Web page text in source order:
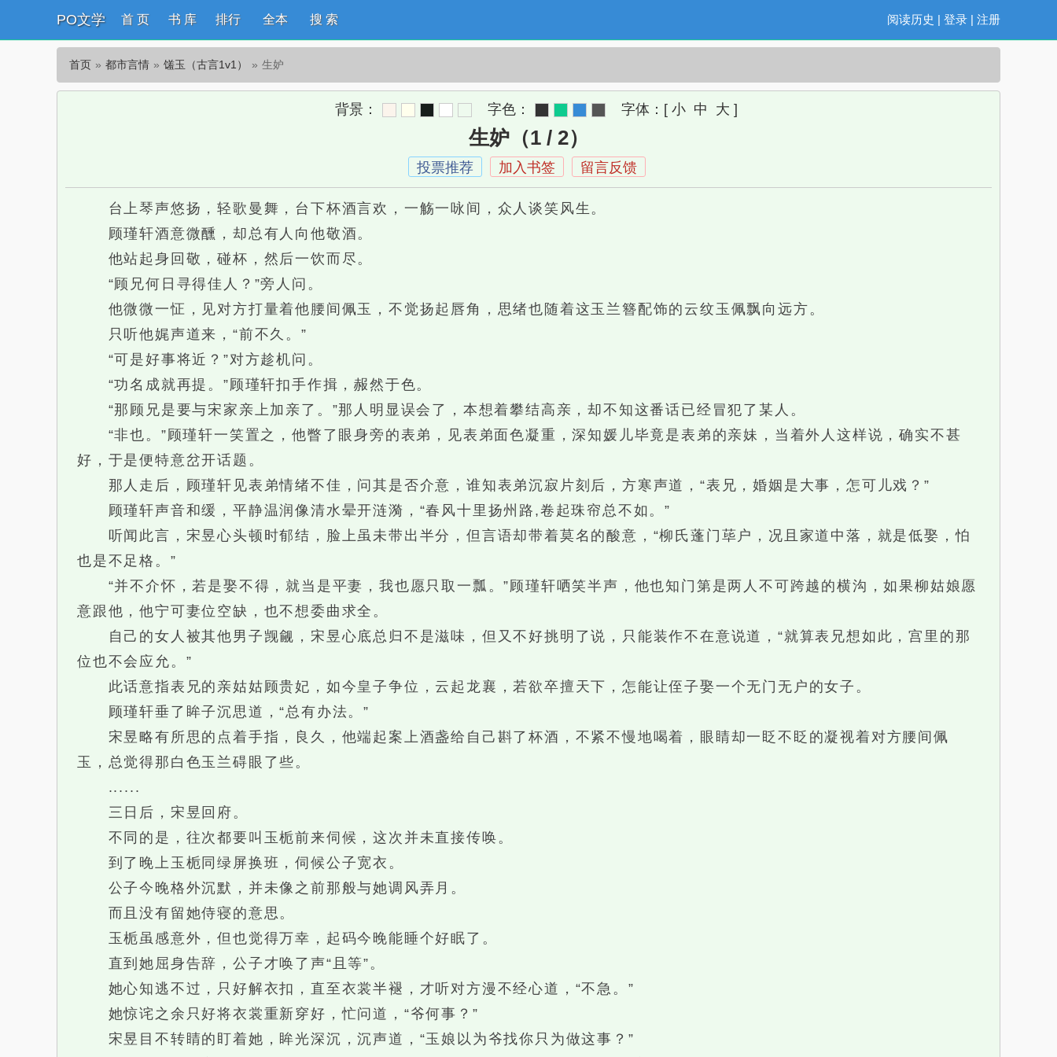
PO文学 阅读历史 | 登录 | 注册
首 页 书 库 排行 全本 搜 索
首页 都市言情 馐玉（古言1v1） 生妒
背景： 字色： 字体： [ 小 中 大 ]
生妒（1 / 2）
投票推荐 加入书签 留言反馈
台上琴声悠扬，轻歌曼舞，台下杯酒言欢，一觞一咏间，众人谈笑风生。
顾瑾轩酒意微醺，却总有人向他敬酒。
他站起身回敬，碰杯，然后一饮而尽。
“顾兄何日寻得佳人？”旁人问。
他微微一怔，见对方打量着他腰间佩玉，不觉扬起唇角，思绪也随着这玉兰簪配饰的云纹玉佩飘向远方。
只听他娓声道来，“前不久。”
“可是好事将近？”对方趁机问。
“功名成就再提。”顾瑾轩扣手作揖，赧然于色。
“那顾兄是要与宋家亲上加亲了。”那人明显误会了，本想着攀结高亲，却不知这番话已经冒犯了某人。
“非也。”顾瑾轩一笑置之，他瞥了眼身旁的表弟，见表弟面色凝重，深知媛儿毕竟是表弟的亲妹，当着外人这样说，确实不甚
好，于是便特意岔开话题。
那人走后，顾瑾轩见表弟情绪不佳，问其是否介意，谁知表弟沉寂片刻后，方寒声道，“表兄，婚姻是大事，怎可儿戏？”
顾瑾轩声音和缓，平静温润像清水晕开涟漪，“春风十里扬州路,卷起珠帘总不如。”
听闻此言，宋昱心头顿时郁结，脸上虽未带出半分，但言语却带着莫名的酸意，“柳氏蓬门荜户，况且家道中落，就是低娶，怕
也是不足格。”
“并不介怀，若是娶不得，就当是平妻，我也愿只取一瓢。”顾瑾轩哂笑半声，他也知门第是两人不可跨越的横沟，如果柳姑娘愿
意跟他，他宁可妻位空缺，也不想委曲求全。
自己的女人被其他男子觊觎，宋昱心底总归不是滋味，但又不好挑明了说，只能装作不在意说道，“就算表兄想如此，宫里的那
位也不会应允。”
此话意指表兄的亲姑姑顾贵妃，如今皇子争位，云起龙襄，若欲卒擅天下，怎能让侄子娶一个无门无户的女子。
顾瑾轩垂了眸子沉思道，“总有办法。”
宋昱略有所思的点着手指，良久，他端起案上酒盏给自己斟了杯酒，不紧不慢地喝着，眼睛却一眨不眨的凝视着对方腰间佩
玉，总觉得那白色玉兰碍眼了些。
......
三日后，宋昱回府。
不同的是，往次都要叫玉栀前来伺候，这次并未直接传唤。
到了晚上玉栀同绿屏换班，伺候公子宽衣。
公子今晚格外沉默，并未像之前那般与她调风弄月。
而且没有留她侍寝的意思。
玉栀虽感意外，但也觉得万幸，起码今晚能睡个好眠了。
直到她屈身告辞，公子才唤了声“且等”。
她心知逃不过，只好解衣扣，直至衣裳半褪，才听对方漫不经心道，“不急。”
她惊诧之余只好将衣裳重新穿好，忙问道，“爷何事？”
宋昱目不转睛的盯着她，眸光深沉，沉声道，“玉娘以为爷找你只为做这事？”